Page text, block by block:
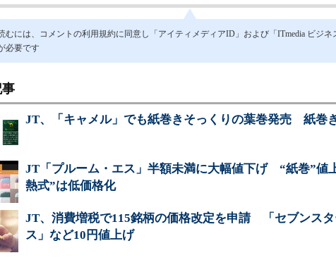
むには、コメントの利用規約に同意し「アイティメディアID」および「ITmedia ビジネ
必要です
事
JT、「キャメル」でも紙巻きそっくりの葉巻発売 紙巻
JT「プルーム・エス」半額未満に大幅値下げ “紙巻”値
熱式”は低価格化
JT、消費増税で115銘柄の価格改定を申請 「セブンス
ス」など10円値上げ